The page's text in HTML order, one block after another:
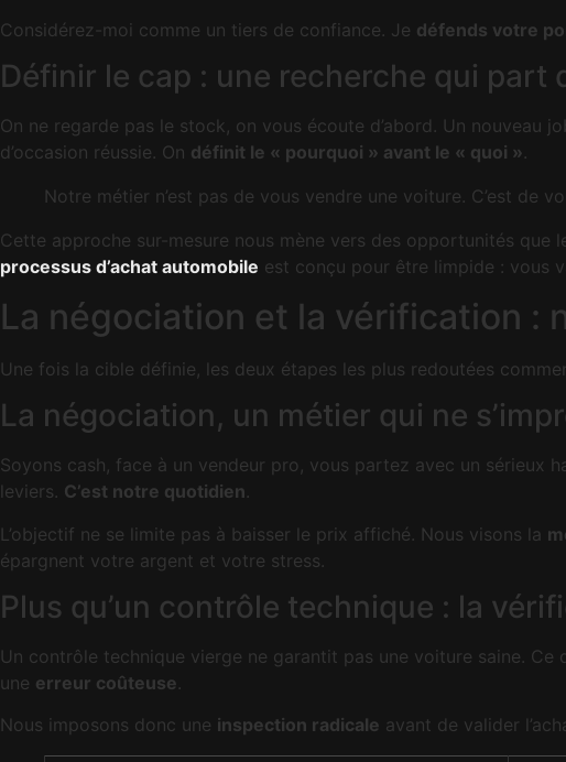
Considérez-moi comme un tiers de confiance. Je défends votre
Définir le cap : une recherche qui part
On ne regarde pas le stock, on vous écoute d’abord. Un nouveau
d’occasion réussie. On définit le « pourquoi » avant le « quoi ».
Notre métier n’est pas de vous vendre une voiture. C’est de
Cette approche sur-mesure nous mène vers des opportunités
processus d’achat automobile est conçu pour être limpide : vous
La négociation et la vérification :
Une fois la cible définie, les deux étapes les plus redoutées
La négociation, un métier qui ne
Soyons cash, face à un vendeur pro, vous partez avec un sérieux
leviers. C’est notre quotidien.
L’objectif ne se limite pas à baisser le prix affiché. Nous visons la
épargnent votre argent et votre stress.
Plus qu’un contrôle technique : la
Un contrôle technique vierge ne garantit pas une voiture saine.
une erreur coûteuse.
Nous imposons donc une inspection radicale avant de valider